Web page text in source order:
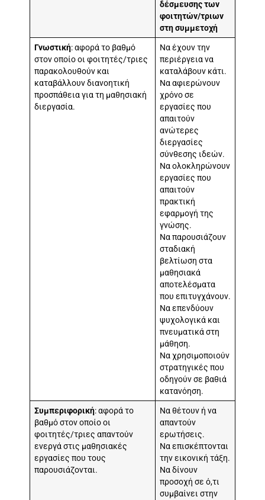
δέσμευσης των
φοιτητών/τριων
στη συμμετοχή
Γνωστική: αφορά το βαθμό
στον οποίο οι φοιτητές/τριες
παρακολουθούν και
καταβάλλουν διανοητική
προσπάθεια για τη μαθησιακή
διεργασία.
Να έχουν την
περιέργεια να
καταλάβουν κάτι.
Να αφιερώνουν
χρόνο σε
εργασίες που
απαιτούν
ανώτερες
διεργασίες
σύνθεσης ιδεών.
Να ολοκληρώνουν
εργασίες που
απαιτούν
πρακτική
εφαρμογή της
γνώσης.
Να παρουσιάζουν
σταδιακή
βελτίωση στα
μαθησιακά
αποτελέσματα
που επιτυγχάνουν.
Να επενδύουν
ψυχολογικά και
πνευματικά στη
μάθηση.
Να χρησιμοποιούν
στρατηγικές που
οδηγούν σε βαθιά
κατανόηση.
Συμπεριφορική: αφορά το
βαθμό στον οποίο οι
φοιτητές/τριες απαντούν
ενεργά στις μαθησιακές
εργασίες που τους
παρουσιάζονται.
Να θέτουν ή να
απαντούν
ερωτήσεις.
Να επισκέπτονται
την εικονική τάξη.
Να δίνουν
προσοχή σε ό,τι
συμβαίνει στην